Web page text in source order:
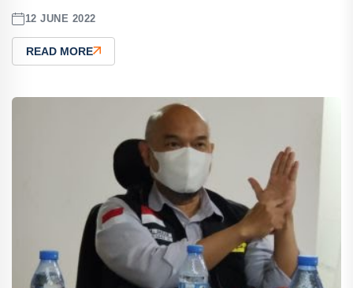
12 JUNE 2022
READ MORE